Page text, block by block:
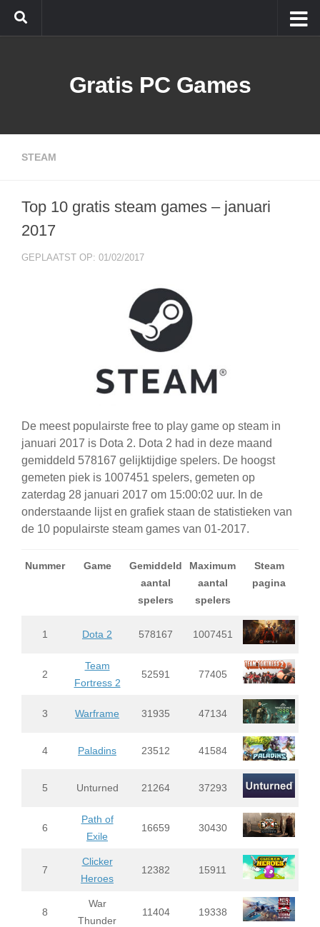
Doorgaan naar inhoud
Gratis PC Games
STEAM
Top 10 gratis steam games – januari
2017
GEPLAATST OP: 01/02/2017
De meest populairste free to play game op steam in
januari 2017 is Dota 2. Dota 2 had in deze maand
gemiddeld 578167 gelijktijdige spelers. De hoogst
gemeten piek is 1007451 spelers, gemeten op
zaterdag 28 januari 2017 om 15:00:02 uur. In de
onderstaande lijst en grafiek staan de statistieken van
de 10 populairste steam games van 01-2017.
Nummer Game
Gemiddeld
aantal
spelers
Maximum
aantal
spelers
Steam
pagina
1 Dota 2 578167 1007451
2
Team
Fortress 2
52591 77405
3 Warframe 31935 47134
4 Paladins 23512 41584
5 Unturned 21264 37293
6
Path of
Exile
16659 30430
7
Clicker
Heroes
12382 15911
8
War
Thunder
11404 19338